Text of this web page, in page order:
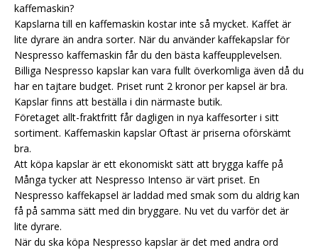
kaffemaskin?
Kapslarna till en kaffemaskin kostar inte så mycket. Kaffet är
lite dyrare än andra sorter. När du använder kaffekapslar för
Nespresso kaffemaskin får du den bästa kaffeupplevelsen.
Billiga Nespresso kapslar kan vara fullt överkomliga även då du
har en tajtare budget. Priset runt 2 kronor per kapsel är bra.
Kapslar finns att beställa i din närmaste butik.
Företaget allt-fraktfritt får dagligen in nya kaffesorter i sitt
sortiment. Kaffemaskin kapslarOftast är priserna oförskämt
bra.
Att köpa kapslar är ett ekonomiskt sätt att brygga kaffe på
Många tycker att Nespresso Intenso är värt priset. En
Nespresso kaffekapsel är laddad med smak som du aldrig kan
få på samma sätt med din bryggare. Nu vet du varför det är
lite dyrare.
När du ska köpa Nespresso kapslar är det med andra ord